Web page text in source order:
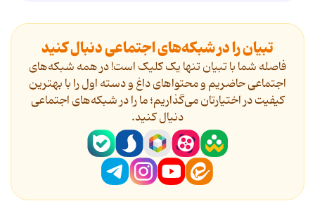
تبیان را در شبکه‌های اجتماعی دنبال کنید
فاصله شما با تبیان تنها یک کلیک است! در همه شبکه‌های
اجتماعی حاضریم و محتواهای داغ و دسته اول را با بهترین
کیفیت در اختیارتان می‌گذاریم؛ ما را در شبکه‌های اجتماعی
دنیال کنید.